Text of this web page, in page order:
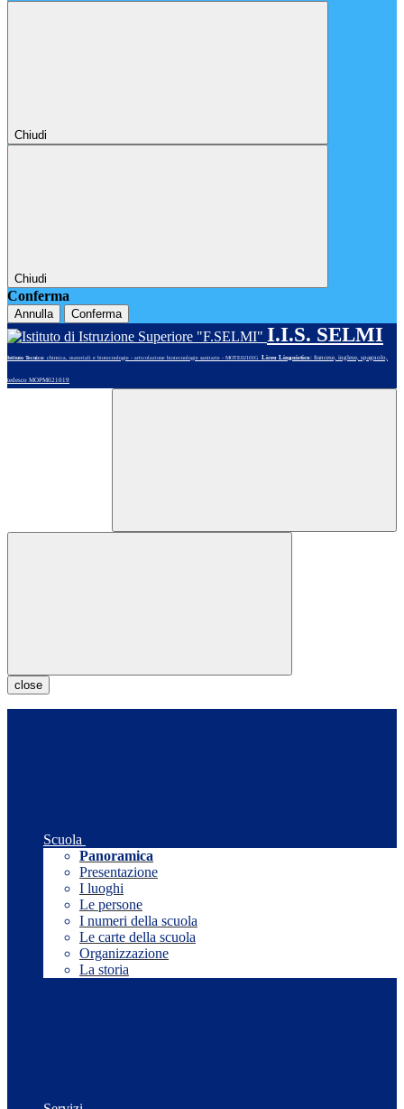
Chiudi
Chiudi
Conferma
Annulla Conferma
I.I.S. SELMI
Istituto Tecnico: chimica, materiali e biotecnologie - articolazione biotecnologie sanitarie - MOTE02101G Liceo Linguistico: francese, inglese, spagnolo,
tedesco MOPM021019
close
Scuola
Panoramica
Presentazione
I luoghi
Le persone
I numeri della scuola
Le carte della scuola
Organizzazione
La storia